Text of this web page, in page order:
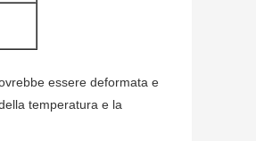
essere deformata e
temperatura e la